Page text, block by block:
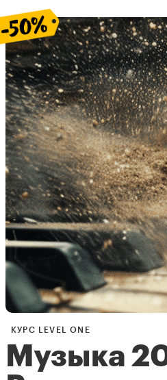
КУРС LEVEL ONE
Музыка